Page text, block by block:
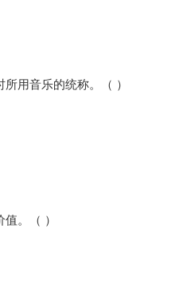
用音乐的统称。（ ）
。（ ）